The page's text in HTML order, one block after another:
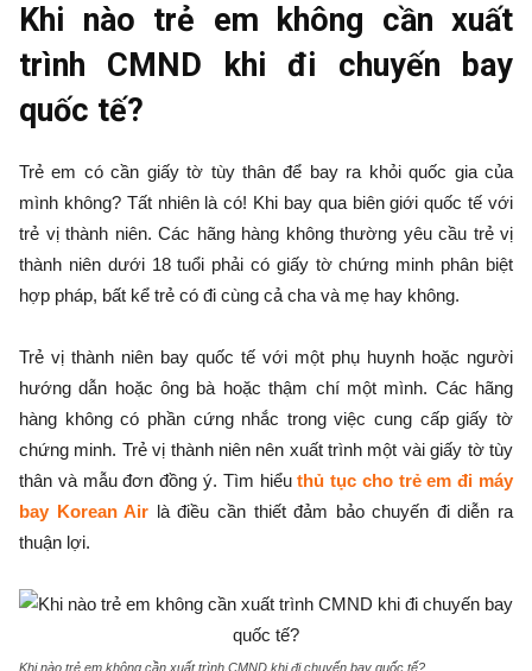
Khi nào trẻ em không cần xuất
trình CMND khi đi chuyến bay
quốc tế?
Trẻ em có cần giấy tờ tùy thân để bay ra khỏi quốc gia của
mình không? Tất nhiên là có! Khi bay qua biên giới quốc tế với
trẻ vị thành niên. Các hãng hàng không thường yêu cầu trẻ vị
thành niên dưới 18 tuổi phải có giấy tờ chứng minh phân biệt
hợp pháp, bất kể trẻ có đi cùng cả cha và mẹ hay không.
Trẻ vị thành niên bay quốc tế với một phụ huynh hoặc người
hướng dẫn hoặc ông bà hoặc thậm chí một mình. Các hãng
hàng không có phần cứng nhắc trong việc cung cấp giấy tờ
chứng minh. Trẻ vị thành niên nên xuất trình một vài giấy tờ tùy
thân và mẫu đơn đồng ý. Tìm hiểuthủ tục cho trẻ em đi máy
bay Korean Air là điều cần thiết đảm bảo chuyến đi diễn ra
thuận lợi.
Khi nào trẻ em không cần xuất trình CMND khi đi chuyến bay quốc tế?